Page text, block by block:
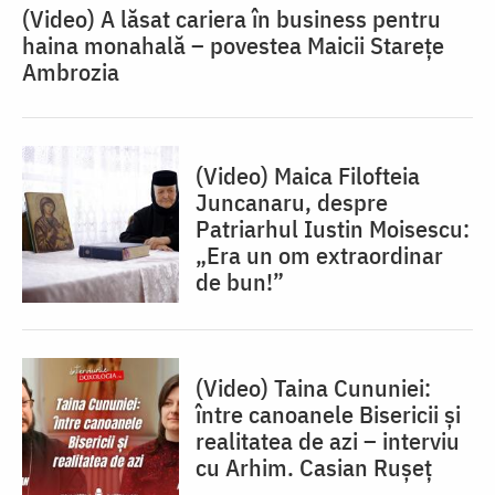
(Video) A lăsat cariera în business pentru
haina monahală – povestea Maicii Starețe
Ambrozia
(Video) Maica Filofteia
Juncanaru, despre
Patriarhul Iustin Moisescu:
„Era un om extraordinar
de bun!”
(Video) Taina Cununiei:
între canoanele Bisericii și
realitatea de azi – interviu
cu Arhim. Casian Rușeț